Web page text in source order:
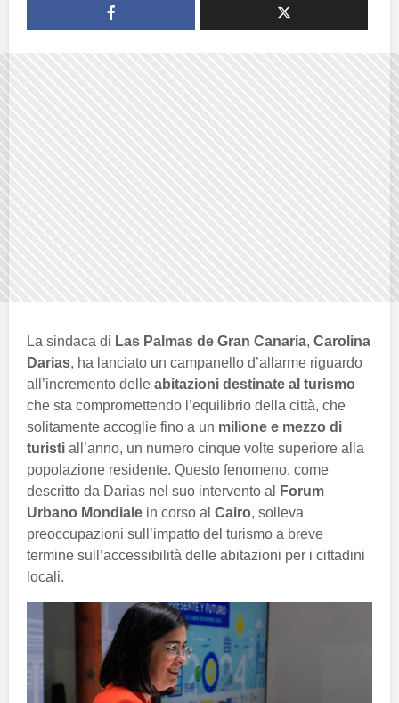
La sindaca di Las Palmas de Gran Canaria, Carolina
Darias, ha lanciato un campanello d’allarme riguardo
all’incremento delle abitazioni destinate al turismo
che sta compromettendo l’equilibrio della città, che
solitamente accoglie fino a un milione e mezzo di
turisti all’anno, un numero cinque volte superiore alla
popolazione residente. Questo fenomeno, come
descritto da Darias nel suo intervento al
Forum
Urbano Mondiale in corso al Cairo, solleva
preoccupazioni sull’impatto del turismo a breve
termine sull’accessibilità delle abitazioni per i cittadini
locali.